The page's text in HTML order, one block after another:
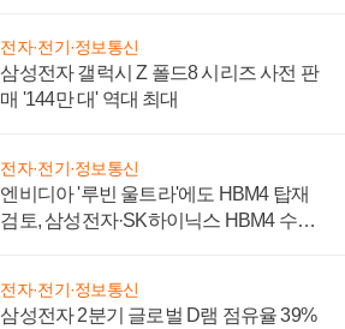
전자·전기·정보통신
삼성전자 갤럭시 Z 폴드8 시리즈 사전 판
매 '144만 대' 역대 최대
전자·전기·정보통신
엔비디아 '루빈 울트라'에도 HBM4 탑재
검토, 삼성전자·SK하이닉스 HBM4 수율
전자·전기·정보통신
삼성전자 2분기 글로벌 D램 점유율 39%